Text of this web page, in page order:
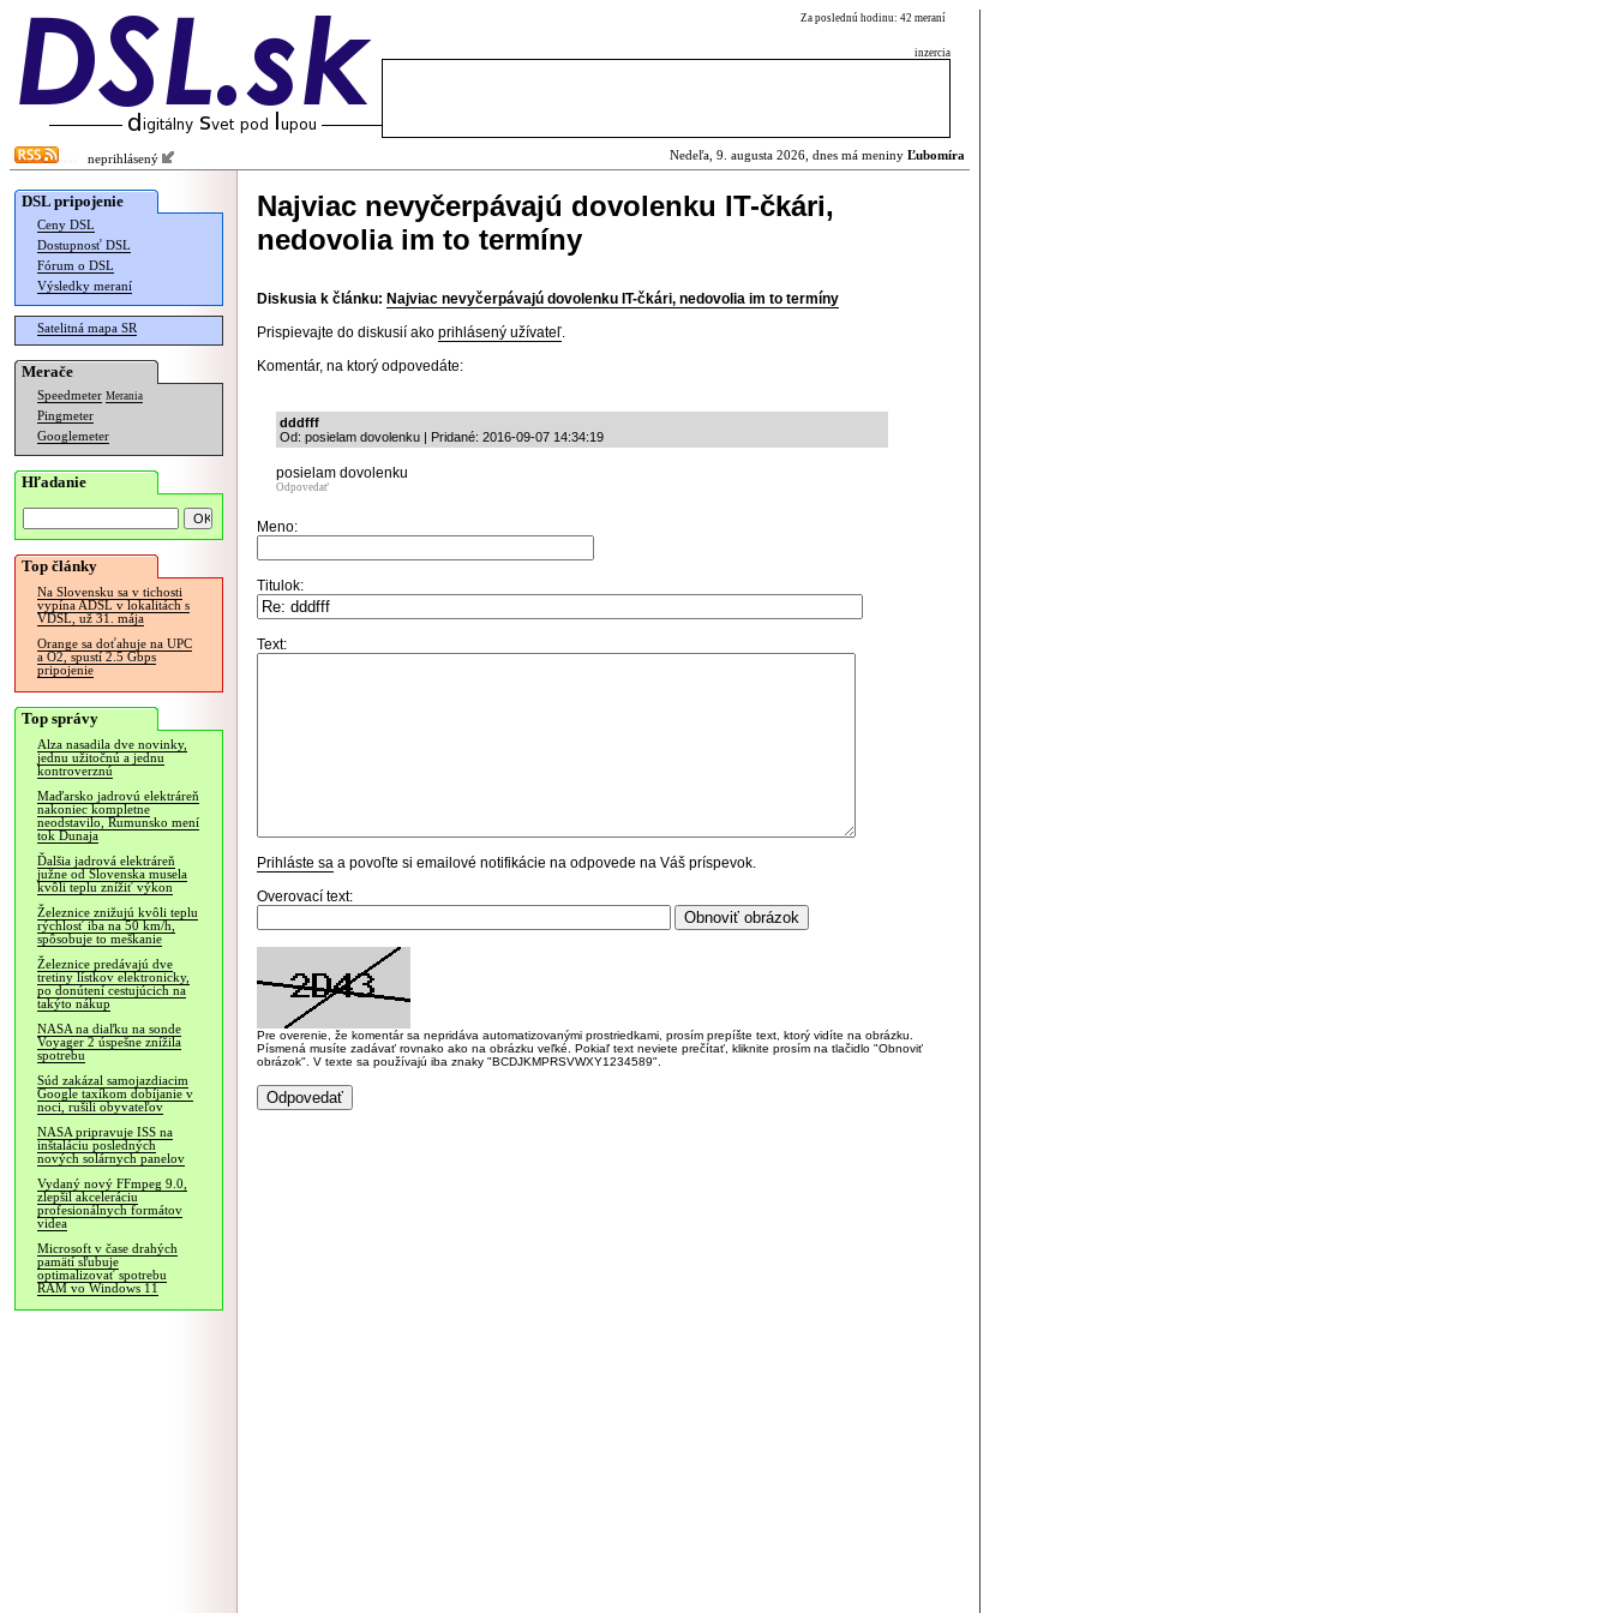
Za poslednú hodinu: 42 meraní
inzercia
neprihlásený Nedeľa, 9. augusta 2026, dnes má meniny Ľubomíra
DSL pripojenie
Ceny DSL
Dostupnosť DSL
Fórum o DSL
Výsledky meraní
Satelitná mapa SR
Merače
Speedmeter Merania
Pingmeter
Googlemeter
Hľadanie
Top články
Na Slovensku sa v tichosti
vypína ADSL v lokalitách s
VDSL, už 31. mája
Orange sa doťahuje na UPC
a O2, spustí 2.5 Gbps
pripojenie
Top správy
Alza nasadila dve novinky,
jednu užitočnú a jednu
kontroverznú
Maďarsko jadrovú elektráreň
nakoniec kompletne
neodstavilo, Rumunsko mení
tok Dunaja
Ďalšia jadrová elektráreň
južne od Slovenska musela
kvôli teplu znížiť výkon
Železnice znižujú kvôli teplu
rýchlosť iba na 50 km/h,
spôsobuje to meškanie
Železnice predávajú dve
tretiny lístkov elektronicky,
po donútení cestujúcich na
takýto nákup
NASA na diaľku na sonde
Voyager 2 úspešne znížila
spotrebu
Súd zakázal samojazdiacim
Google taxíkom dobíjanie v
noci, rušili obyvateľov
NASA pripravuje ISS na
inštaláciu posledných
nových solárnych panelov
Vydaný nový FFmpeg 9.0,
zlepšil akceleráciu
profesionálnych formátov
videa
Microsoft v čase drahých
pamätí sľubuje
optimalizovať spotrebu
RAM vo Windows 11
Najviac nevyčerpávajú dovolenku IT-čkári,
nedovolia im to termíny
Diskusia k článku: Najviac nevyčerpávajú dovolenku IT-čkári, nedovolia im to termíny
Prispievajte do diskusií ako prihlásený užívateľ.
Komentár, na ktorý odpovedáte:
dddfff
Od: posielam dovolenku | Pridané: 2016-09-07 14:34:19
posielam dovolenku
Odpovedať
Meno:
Titulok:
Text:
Prihláste sa a povoľte si emailové notifikácie na odpovede na Váš príspevok.
Overovací text:
Pre overenie, že komentár sa nepridáva automatizovanými prostriedkami, prosím prepíšte text, ktorý vidíte na obrázku.
Písmená musíte zadávať rovnako ako na obrázku veľké. Pokiaľ text neviete prečítať, kliknite prosím na tlačidlo "Obnoviť
obrázok". V texte sa používajú iba znaky "BCDJKMPRSVWXY1234589".